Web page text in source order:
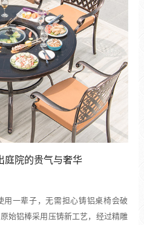
庭院的贵气与奢华
一辈子，无需担心铸铝桌椅会破
始铝棒采用压铸新工艺，经过精雕